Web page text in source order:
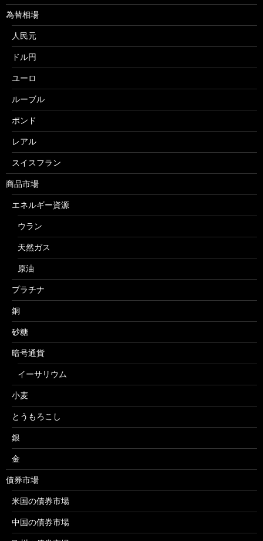
為替相場
人民元
ドル円
ユーロ
ルーブル
ポンド
レアル
スイスフラン
商品市場
エネルギー資源
ウラン
天然ガス
原油
プラチナ
銅
砂糖
暗号通貨
イーサリウム
小麦
とうもろこし
銀
金
債券市場
米国の債券市場
中国の債券市場